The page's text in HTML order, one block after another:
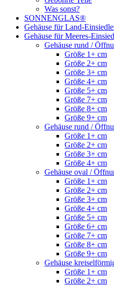
Was sonst?
SONNENGLAS®
Gehäuse für Land-
Gehäuse für Meeres-
Gehäuse rund /
Größe 1+ cm
Größe 2+ cm
Größe 3+ cm
Größe 4+ cm
Größe 5+ cm
Größe 7+ cm
Größe 8+ cm
Größe 9+ cm
Gehäuse rund /
Größe 1+ cm
Größe 2+ cm
Größe 3+ cm
Größe 4+ cm
Gehäuse oval /
Größe 1+ cm
Größe 2+ cm
Größe 3+ cm
Größe 4+ cm
Größe 5+ cm
Größe 6+ cm
Größe 7+ cm
Größe 8+ cm
Größe 9+ cm
Gehäuse
Größe 1+ cm
Größe 2+ cm